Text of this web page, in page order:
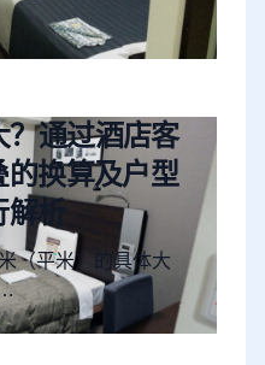
？通过酒店客
的换算及户型
析
（平米）的具体大
…